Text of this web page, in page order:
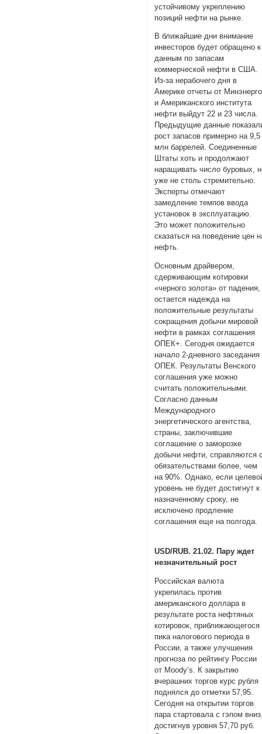
устойчивому укреплению
позиций нефти на рынке.
В ближайшие дни внимание
инвесторов будет обращено к
данным по запасам
коммерческой нефти в США.
Из-за нерабочего дня в
Америке отчеты от Минэнерго
и Американского института
нефти выйдут 22 и 23 числа.
Предыдущие данные
рост запасов примерно на 9,5
млн баррелей. Соединенные
Штаты хоть и продолжают
наращивать число буровых,
уже не столь стремительно.
Эксперты отмечают
замедление темпов ввода
установок в эксплуатацию.
Это может положительно
сказаться на поведение цен
нефть.
Основным драйвером,
сдерживающим котировки
«черного золота» от падения,
остается надежда на
положительные результаты
сокращения добычи мировой
нефти в рамках соглашения
ОПЕК+. Сегодня ожидается
начало 2-дневного заседания
ОПЕК. Результаты Венского
соглашения уже можно
считать положительными.
Согласно данным
Международного
энергетического агентства,
страны, заключившие
соглашение о заморозке
добычи нефти, справляются
обязательствами более, чем
на 90%. Однако, если
уровень не будет достигнут к
назначенному сроку, не
исключено продление
соглашения еще на полгода.
USD/RUB. 21.02. Пару ждет
незначительный рост
Российская валюта
укрепилась против
американского доллара в
результате роста нефтяных
котировок, приближающегося
пика налогового периода в
России, а также улучшения
прогноза по рейтингу России
от Moody’s. К закрытию
вчерашних торгов курс рубля
поднялся до отметки 57,95.
Сегодня на открытии торгов
пара стартовала с гэпом
достигнув уровня 57,70 руб.